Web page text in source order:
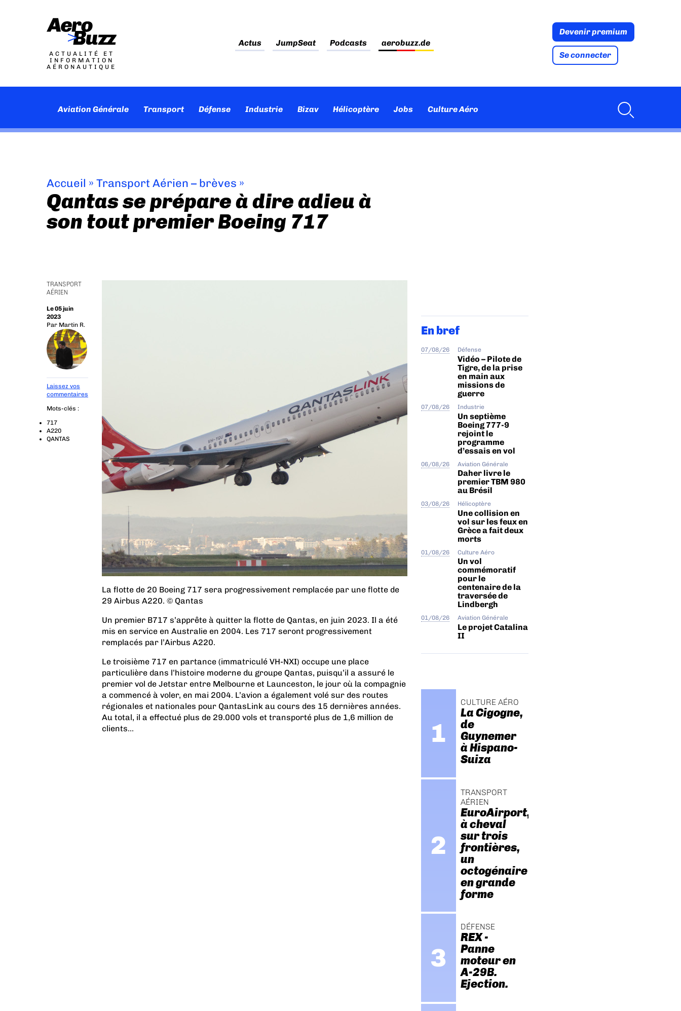
ACTUALITÉ ET
INFORMATION
AÉRONAUTIQUE
Actus JumpSeat Podcasts aerobuzz.de
Devenir premium
Se connecter
Aviation Générale Transport Défense Industrie Bizav Hélicoptère Jobs Culture Aéro
Accueil » Transport Aérien – brèves »
Qantas se prépare à dire adieu à
son tout premier Boeing 717
TRANSPORT
AÉRIEN
Le 05 juin
2023
Par Martin R.
Laissez vos
commentaires
Mots-clés :
717
A220
QANTAS
La flotte de 20 Boeing 717 sera progressivement remplacée par une flotte de
29 Airbus A220. © Qantas
Un premier B717 s’apprête à quitter la flotte de Qantas, en juin 2023. Il a été
mis en service en Australie en 2004. Les 717 seront progressivement
remplacés par l’Airbus A220.
Le troisième 717 en partance (immatriculé VH-NXI) occupe une place
particulière dans l’histoire moderne du groupe Qantas, puisqu’il a assuré le
premier vol de Jetstar entre Melbourne et Launceston, le jour où la compagnie
a commencé à voler, en mai 2004. L’avion a également volé sur des routes
régionales et nationales pour QantasLink au cours des 15 dernières années.
Au total, il a effectué plus de 29.000 vols et transporté plus de 1,6 million de
clients...
En bref
07/08/26 Défense
Vidéo – Pilote de
Tigre, de la prise
en main aux
missions de
guerre
07/08/26 Industrie
Un septième
Boeing 777-9
rejoint le
programme
d’essais en vol
06/08/26 Aviation Générale
Daher livre le
premier TBM 980
au Brésil
03/08/26 Hélicoptère
Une collision en
vol sur les feux en
Grèce a fait deux
morts
01/08/26 Culture Aéro
Un vol
commémoratif
pour le
centenaire de la
traversée de
Lindbergh
01/08/26 Aviation Générale
Le projet Catalina
II
CULTURE AÉRO
La Cigogne,
de
Guynemer
à Hispano-
Suiza
TRANSPORT
AÉRIEN
EuroAirport,
à cheval
sur trois
frontières,
un
octogénaire
en grande
forme
DÉFENSE
REX -
Panne
moteur en
A-29B.
Ejection.